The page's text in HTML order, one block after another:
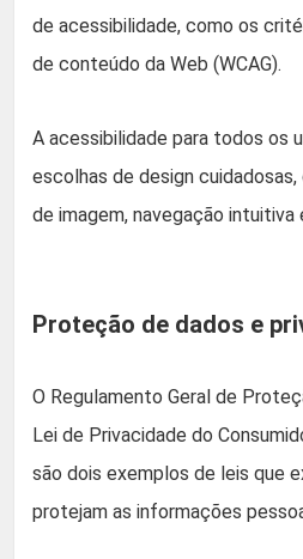
de acessibilidade, como os
de conteúdo da Web (WCAG).
A acessibilidade para todos os
escolhas de design
de imagem, navegação
Proteção de dados e
O Regulamento Geral de
Lei de Privacidade do
são dois exemplos de leis que
protejam as informações